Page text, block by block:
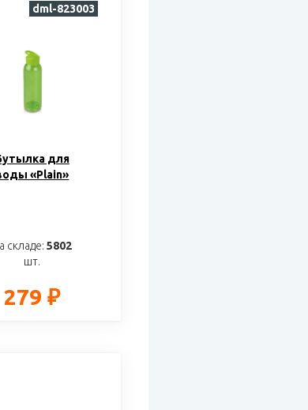
для
«Plain»
складе:5802
шт.
279 ₽
dml-823003